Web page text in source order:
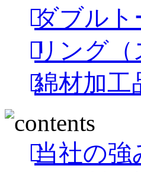
ダブルト
リング（
綿材加工
当社の強